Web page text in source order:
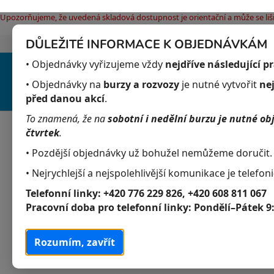
DŮLEŽITÉ INFORMACE K OBJEDNÁVKÁM
• Objednávky vyřizujeme vždy nejdříve následující
• Objednávky na burzy a rozvozy je nutné vytvořit
před danou akcí.
To znamená, že nasobotní i nedělní burzu je nutné
čtvrtek.
• Pozdější objednávky už bohužel nemůžeme doručit.
• Nejrychlejší a nejspolehlivější komunikace je
Telefonní linky: +420 776 229 826, +420 608 811 067
Pracovní doba pro telefonní linky: Pondělí–Pátek
Rozumím, zavřít
Upozorňujeme, že uvedená skladová dostupnost je orientační a může se
Přejít
obsah
Jak nakupovat Obchodní podmínky
P
o
s
r
a
n
Přeskočit
K
a
t
e
g
o
r
i
Akvaristika
Akvarijní živočichové
Akvarijní rostliny
Krmivo